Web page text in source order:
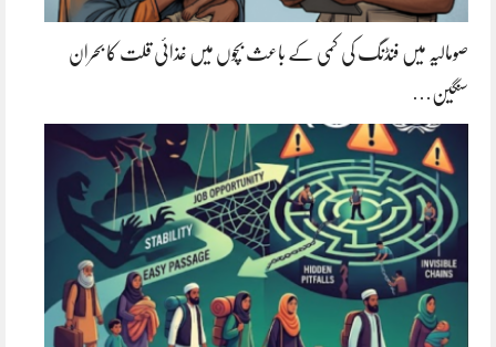
صومالیہ میں فنڈنگ کی کمی کے باعث بچوں میں غذائی قلت کا بحران
سنگین…